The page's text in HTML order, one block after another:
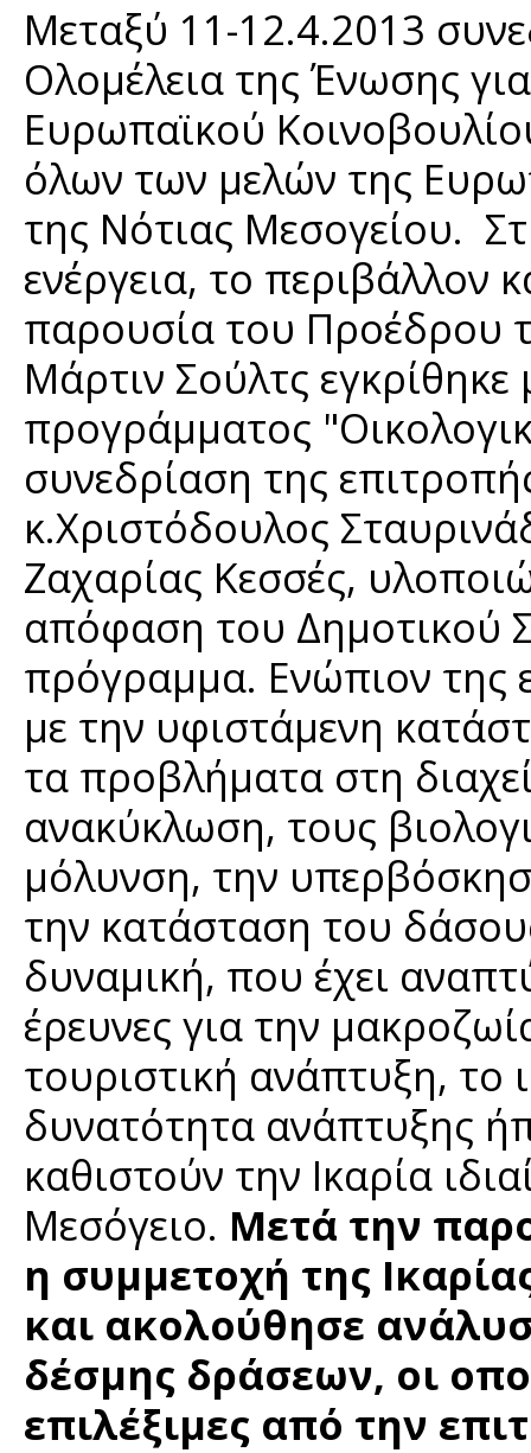
Μεταξύ 11-12.4.2013
Ολομέλεια της Ένωσης
Ευρωπαϊκού
όλων των μελών της
της Νότιας Μεσογείου.
ενέργεια, το περιβάλλον
παρουσία του Προέδρου
Μάρτιν Σούλτς
προγράμματος
συνεδρίαση της
κ.Χριστόδουλος
Ζαχαρίας Κεσσές,
απόφαση του Δημοτικού
πρόγραμμα. Ενώπιον της
με την υφιστάμενη
τα προβλήματα στη
ανακύκλωση, τους
μόλυνση, την
την κατάσταση του
δυναμική, που έχει
έρευνες για την
τουριστική ανάπτυξη, το
δυνατότητα ανάπτυξης
καθιστούν την Ικαρία
Μεσόγειο. Μετά την
η συμμετοχή της
και ακολούθησε
δέσμης δράσεων, οι
επιλέξιμες από την